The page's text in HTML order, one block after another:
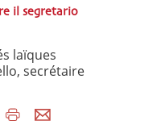
il segretario
laïques
secrétaire